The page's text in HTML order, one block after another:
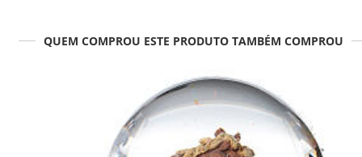
QUEM COMPROU ESTE PRODUTO TAMBÉM COMPROU